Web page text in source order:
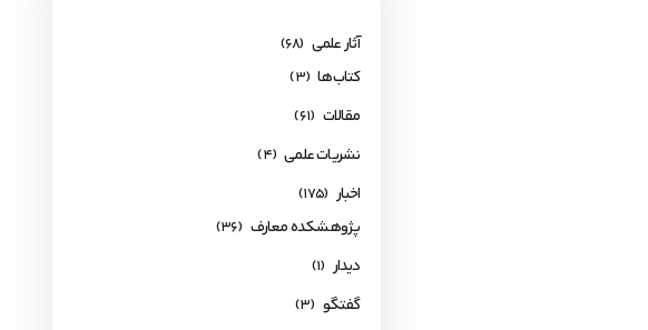
آثار علمی (68)
کتاب‌ها (3)
مقالات (61)
نشریات علمی (4)
اخبار (175)
پژوهشکده معارف (36)
دیدار (1)
گفتگو (3)